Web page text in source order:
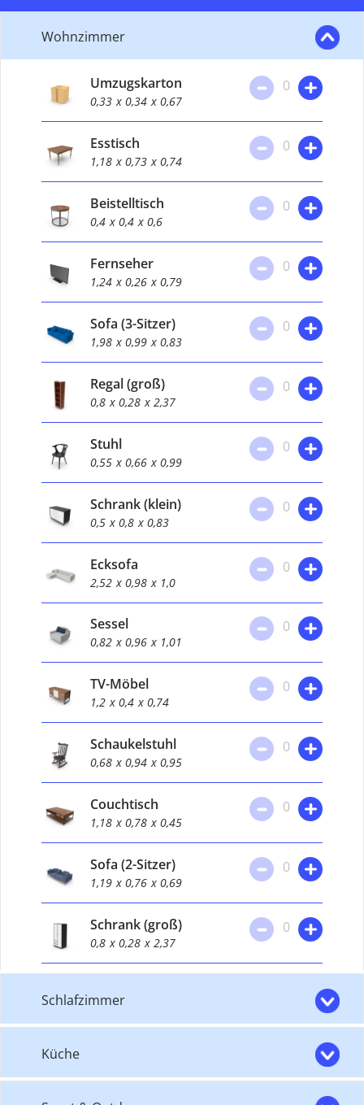
Wohnzimmer
Umzugskarton
0,33 x 0,34 x 0,67
0
Esstisch
1,18 x 0,73 x 0,74
0
Beistelltisch
0,4 x 0,4 x 0,6
0
Fernseher
1,24 x 0,26 x 0,79
0
Sofa (3-Sitzer)
1,98 x 0,99 x 0,83
0
Regal (groß)
0,8 x 0,28 x 2,37
0
Stuhl
0,55 x 0,66 x 0,99
0
Schrank (klein)
0,5 x 0,8 x 0,83
0
Ecksofa
2,52 x 0,98 x 1,0
0
Sessel
0,82 x 0,96 x 1,01
0
TV-Möbel
1,2 x 0,4 x 0,74
0
Schaukelstuhl
0,68 x 0,94 x 0,95
0
Couchtisch
1,18 x 0,78 x 0,45
0
Sofa (2-Sitzer)
1,19 x 0,76 x 0,69
0
Schrank (groß)
0,8 x 0,28 x 2,37
0
Schlafzimmer
Küche